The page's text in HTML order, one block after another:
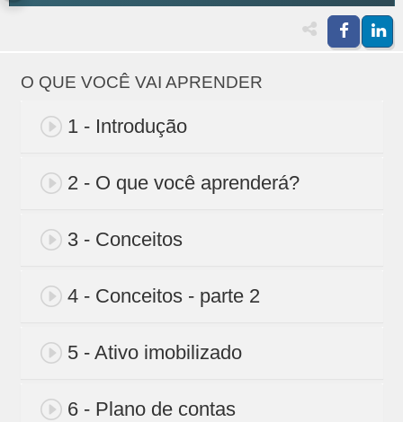
O QUE VOCÊ VAI APRENDER
1 - Introdução
2 - O que você aprenderá?
3 - Conceitos
4 - Conceitos - parte 2
5 - Ativo imobilizado
6 - Plano de contas